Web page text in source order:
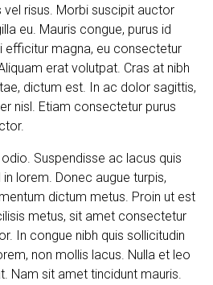
risus. Morbi suscipit auctor
eu. Mauris congue, purus id
efficitur magna, eu consectetur
erat volutpat. Cras at nibh
dictum est. In ac dolor sagittis,
nisl. Etiam consectetur purus
Suspendisse ac lacus quis
lorem. Donec augue turpis,
dictum metus. Proin ut est
metus, sit amet consectetur
In congue nibh quis sollicitudin
non mollis lacus. Nulla et leo
Nam sit amet tincidunt mauris.